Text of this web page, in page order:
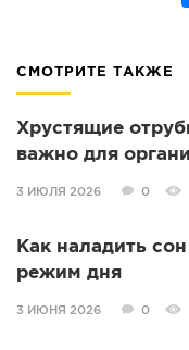
СМОТРИТЕ ТАКЖЕ
Хрустящие
важно для
3 ИЮЛЯ 2026 0
Как наладить
режим дня
3 ИЮНЯ 2026 0